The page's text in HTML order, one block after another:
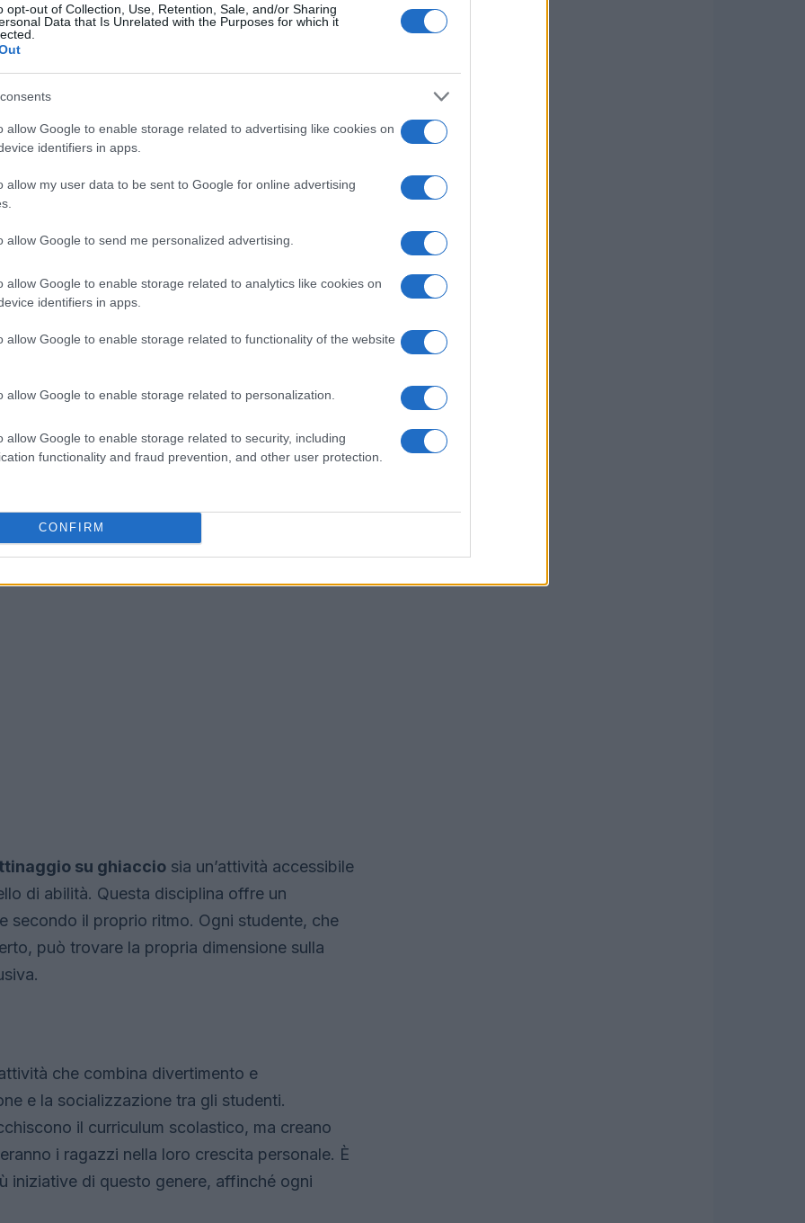
opt-out of Collection, Use, Retention, Sale, and/or Sharing
Data that Is Unrelated with the Purposes for which it
allow Google to enable storage related to advertising like cookies on
identifiers in apps.
allow my user data to be sent to Google for online advertising
allow Google to send me personalized advertising.
allow Google to enable storage related to analytics like cookies on
identifiers in apps.
allow Google to enable storage related to functionality of the website
allow Google to enable storage related to personalization.
allow Google to enable storage related to security, including
functionality and fraud prevention, and other user protection.
CONFIRM
a costruire la fiducia in se stessi e a
occasione disocializzazionee
gli studenti apprendono a lavorare
a rispettare i compagni. Questa interazione è
e per creare un ambiente scolastico
di un gruppo.
comunale di Gallarate per aver reso
ambito sportivo. La realizzazione di
lo spirito di gruppo tra gli studenti e a
difficilmente replicabili in un contesto
su ghiaccio sia un’attività accessibile
di abilità. Questa disciplina offre un
secondo il proprio ritmo. Ogni studente, che
può trovare la propria dimensione sulla
che combina divertimento e
e la socializzazione tra gli studenti.
il curriculum scolastico, ma creano
i ragazzi nella loro crescita personale. È
iniziative di questo genere, affinché ogni